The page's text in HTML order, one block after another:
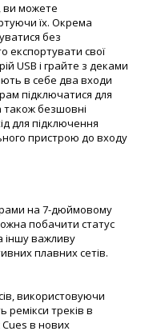
ви можете
їх. Окрема
без
експортувати свої
USB і грайте з деками
в себе два входи
підключатися для
також безшовні
для підключення
пристрою до входу
на 7-дюймовому
побачити статус
іншу важливу
плавних сетів.
використовуючи
ремікси треків в
в нових